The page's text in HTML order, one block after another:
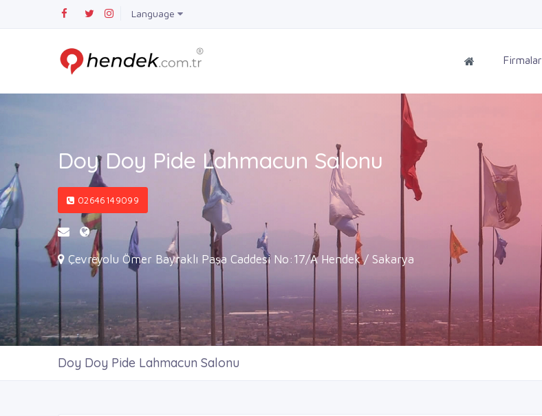
Language
Firmalar
Doy Doy Pide Lahmacun Salonu
02646149099
Çevreyolu Ömer Bayraklı Paşa Caddesi No:17/A Hendek / Sakarya
Doy Doy Pide Lahmacun Salonu